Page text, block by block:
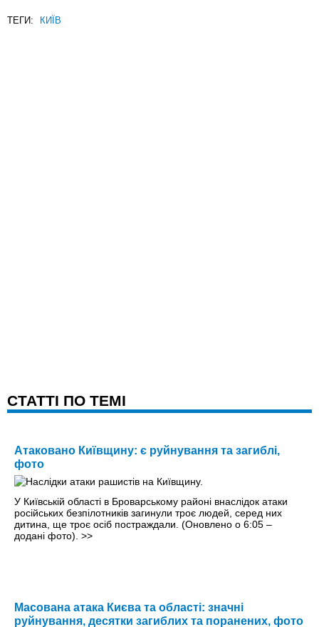
ТЕГИ: КИЇВ
CТАТТІ ПО ТЕМІ
Атаковано Київщину: є руйнування та загиблі,
фото
У Київській області в Броварському районі внаслідок атаки
російських безпілотників загинули троє людей, серед них
дитина, ще троє осіб постраждали. (Оновлено о 6:05 –
додані фото). >>
Масована атака Києва та області: значні
руйнування, десятки загиблих та поранених, фото